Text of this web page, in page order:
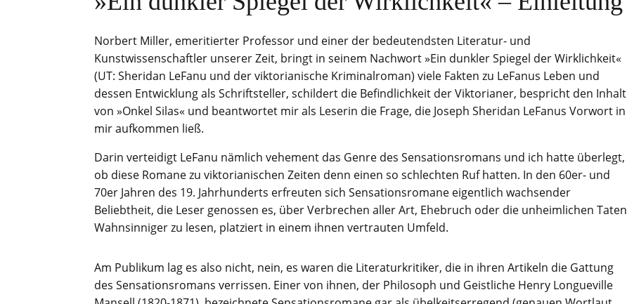
Norbert Miller, emeritierter Professor und einer der bedeutendsten Literatur- und
Kunstwissenschaftler unserer Zeit, bringt in seinem Nachwort »Ein dunkler Spiegel der Wirklichkeit«
(UT: Sheridan LeFanu und der viktorianische Kriminalroman) viele Fakten zu LeFanus Leben und
dessen Entwicklung als Schriftsteller, schildert die Befindlichkeit der Viktorianer, bespricht den Inhalt
von »Onkel Silas« und beantwortet mir als Leserin die Frage, die Joseph Sheridan LeFanus Vorwort in
mir aufkommen ließ.
Darin verteidigt LeFanu nämlich vehement das Genre des Sensationsromans und ich hatte überlegt,
ob diese Romane zu viktorianischen Zeiten denn einen so schlechten Ruf hatten. In den 60er- und
70er Jahren des 19. Jahrhunderts erfreuten sich Sensationsromane eigentlich wachsender
Beliebtheit, die Leser genossen es, über Verbrechen aller Art, Ehebruch oder die unheimlichen Taten
Wahnsinniger zu lesen, platziert in einem ihnen vertrauten Umfeld.
Am Publikum lag es also nicht, nein, es waren die Literaturkritiker, die in ihren Artikeln die Gattung
des Sensationsromans verrissen. Einer von ihnen, der Philosoph und Geistliche Henry Longueville